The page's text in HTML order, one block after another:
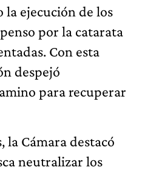
la ejecución de los
por la catarata
Con esta
despejó
para recuperar
la Cámara destacó
neutralizar los